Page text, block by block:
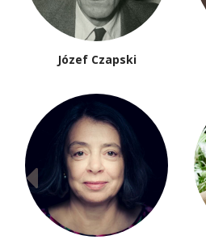
Józef Czapski